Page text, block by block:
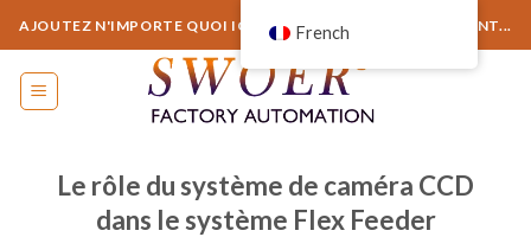
contenu
AJOUTEZ N'IMPORTE QUOI ICI OU SUPPRIMEZ-LE SIMPLEMENT...
Le rôle du système de caméra CCD
dans le système Flex Feeder
French